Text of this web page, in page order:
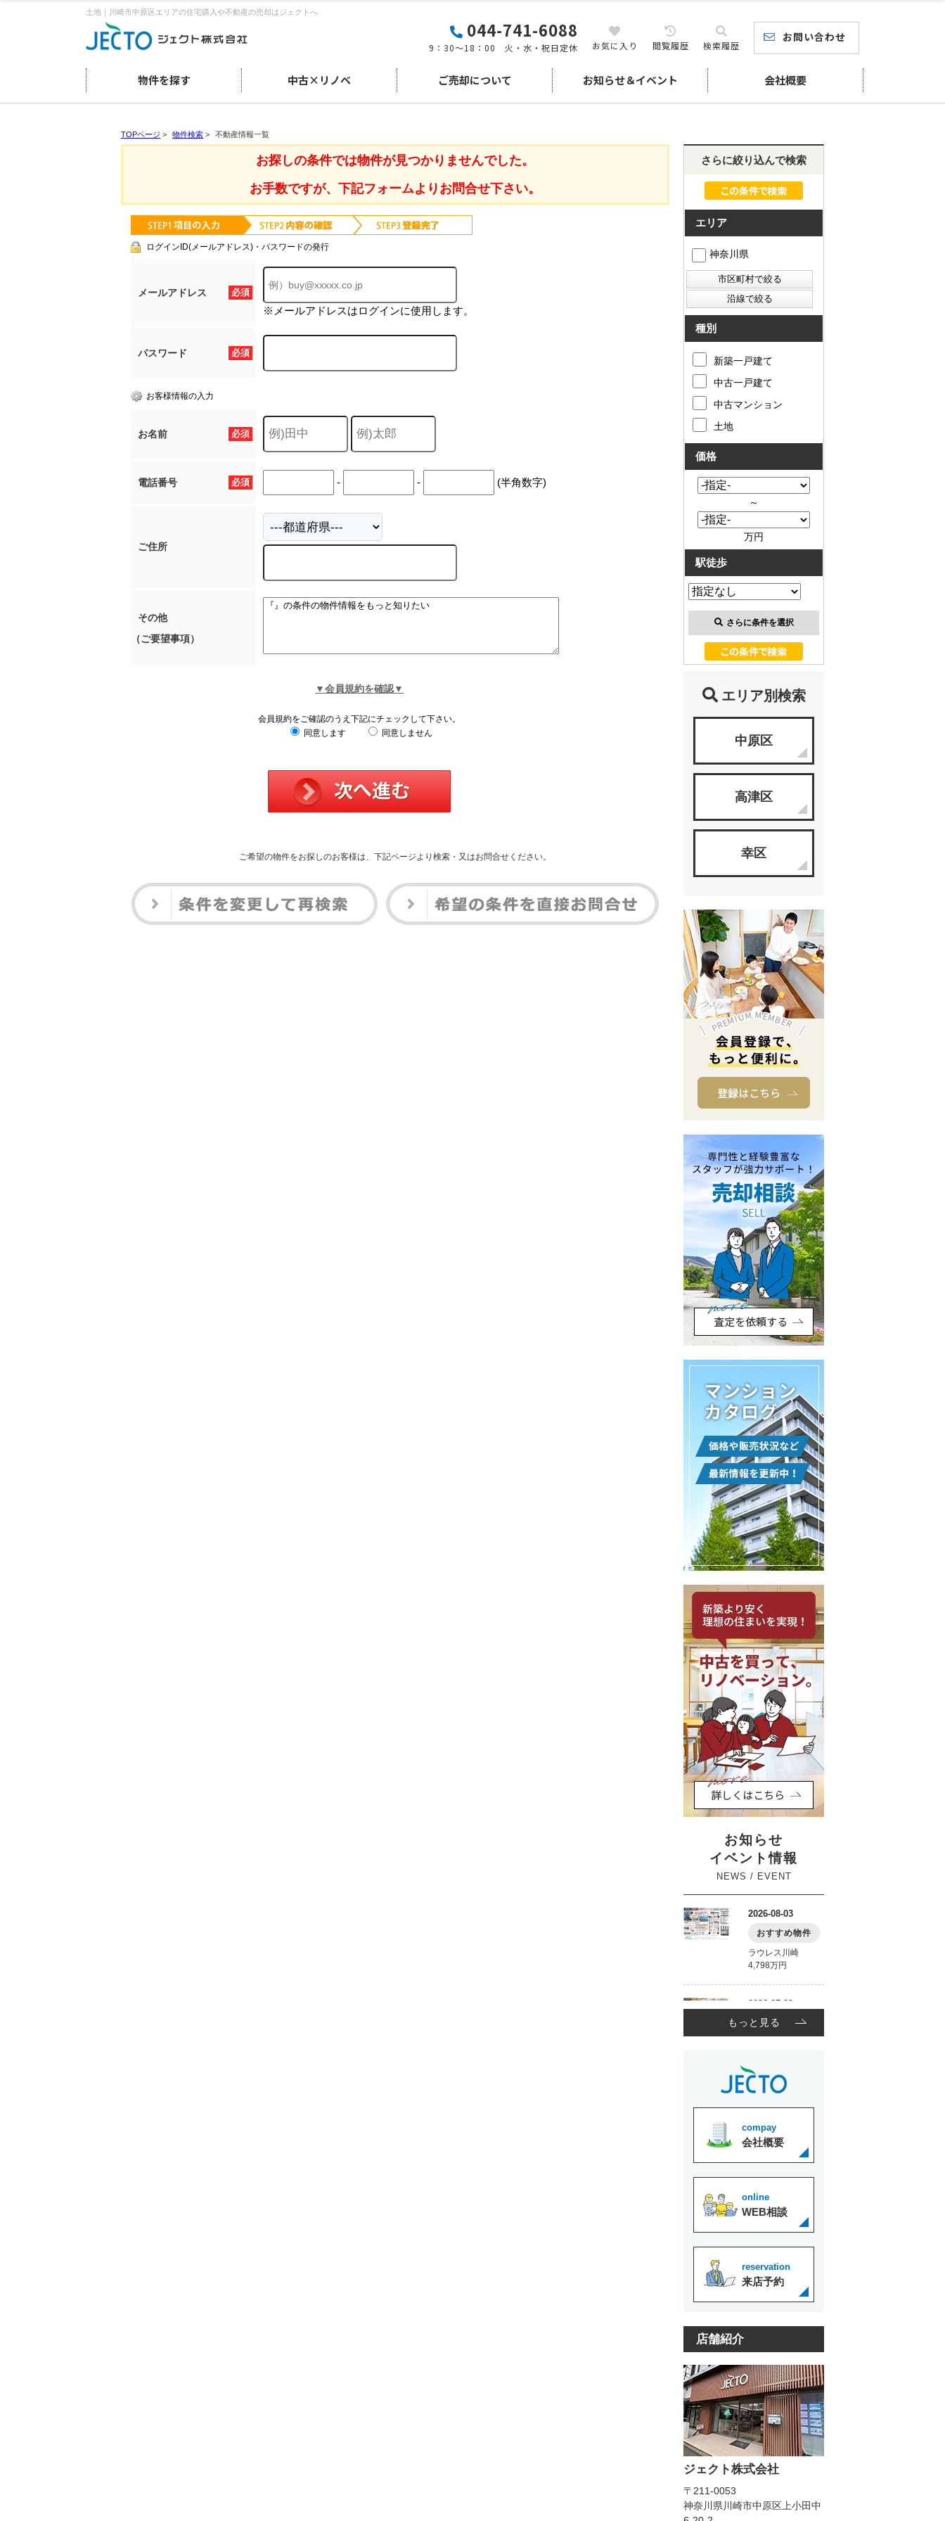
土地｜川崎市中原区エリアの住宅購入や不動産の売却はジェクトへ
044-741-6088
9：30～18：00 火・水・祝日定休 お気に入り 閲覧履歴 検索履歴
お問い合わせ
物件を探す 中古×リノベ ご売却について お知らせ＆イベント 会社概要
TOPページ > 物件検索 > 不動産情報一覧
お探しの条件では物件が見つかりませんでした。
お手数ですが、下記フォームよりお問合せ下さい。
ログインID(メールアドレス)・パスワードの発行
必須
メールアドレス
※メールアドレスはログインに使用します。
必須
パスワード
お客様情報の入力
必須
お名前
必須
電話番号 - - (半角数字)
ご住所
その他
（ご要望事項）
▼会員規約を確認▼
会員規約をご確認のうえ下記にチェックして下さい。
同意します
同意しません
ご希望の物件をお探しのお客様は、下記ページより検索・又はお問合せください。
さらに絞り込んで検索
エリア
神奈川県
種別
新築一戸建て
中古一戸建て
中古マンション
土地
価格
～
万円
駅徒歩
さらに条件を選択
エリア別検索
中原区
高津区
幸区
お知らせ
イベント情報
NEWS / EVENT
もっと見る
compay
会社概要
online
WEB相談
reservation
来店予約
店舗紹介
ジェクト株式会社
〒211-0053
神奈川県川崎市中原区上小田中